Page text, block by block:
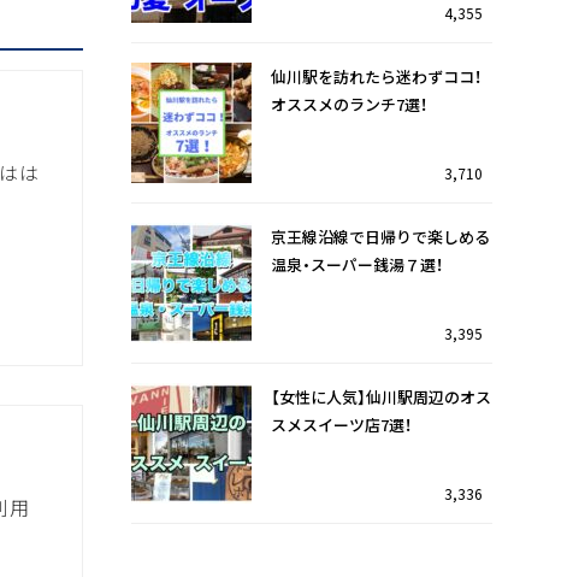
は
用
4,355
仙川駅を訪れたら迷わずココ！
オススメのランチ7選！
3,710
京王線沿線で日帰りで楽しめる
温泉・スーパー銭湯７選！
3,395
【女性に人気】仙川駅周辺のオス
スメスイーツ店7選！
3,336